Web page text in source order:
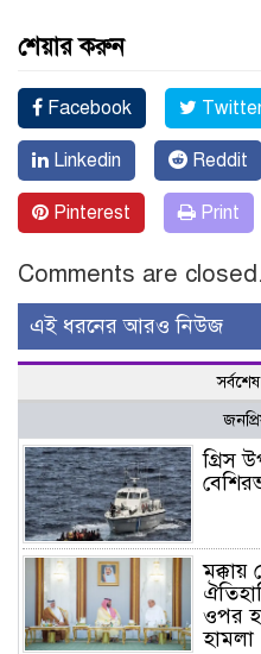
শেয়ার করুন
Facebook
Linkedin Reddit
Pinterest Print
Comments are closed.
এই ধরনের আরও নিউজ
গ্রিস
মক্কায়
ওপর
হামলা